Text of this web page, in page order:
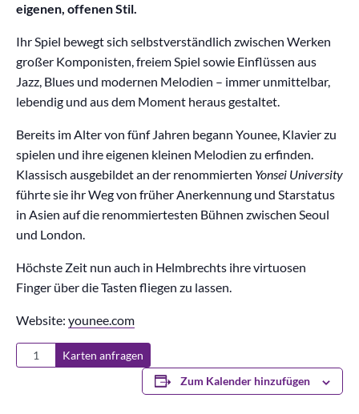
eigenen, offenen Stil.
Ihr Spiel bewegt sich selbstverständlich zwischen Werken
großer Komponisten, freiem Spiel sowie Einflüssen aus
Jazz, Blues und modernen Melodien – immer unmittelbar,
lebendig und aus dem Moment heraus gestaltet.
Bereits im Alter von fünf Jahren begann Younee, Klavier zu
spielen und ihre eigenen kleinen Melodien zu erfinden.
Klassisch ausgebildet an der renommierten Yonsei University
führte sie ihr Weg von früher Anerkennung und Starstatus
in Asien auf die renommiertesten Bühnen zwischen Seoul
und London.
Höchste Zeit nun auch in Helmbrechts ihre virtuosen
Finger über die Tasten fliegen zu lassen.
Website: younee.com
Karten anfragen
Zum Kalender hinzufügen